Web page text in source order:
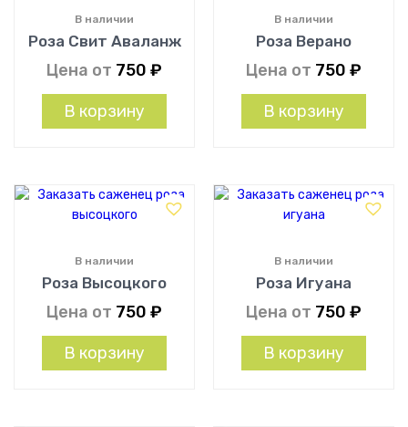
Роза Свит Аваланж
В наличии
Цена от 750 ₽
В корзину
Роза Верано
В наличии
Цена от 750 ₽
В корзину
Роза Высоцкого
В наличии
Цена от 750 ₽
В корзину
Роза Игуана
В наличии
Цена от 750 ₽
В корзину